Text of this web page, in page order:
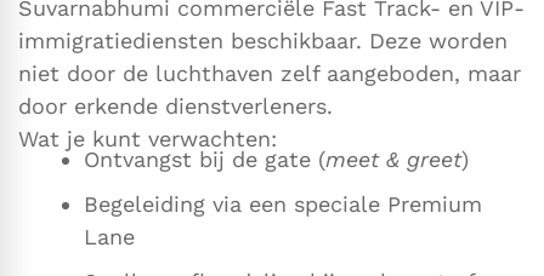
Suvarnabhumi commerciële Fast Track- en VIP-
immigratiediensten beschikbaar. Deze worden
niet door de luchthaven zelf aangeboden, maar
door erkende dienstverleners.
Wat je kunt verwachten:
Ontvangst bij de gate (meet & greet)
Begeleiding via een speciale Premium
Lane